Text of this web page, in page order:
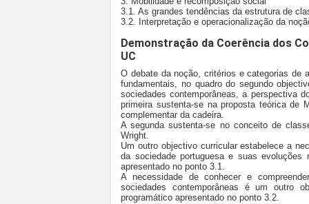
3.1. As grandes tendências da estrutura de
3.2. Interpretação e operacionalização da
Demonstração da Coerência dos
UC
O debate da noção, critérios e categorias de
fundamentais, no quadro do segundo
sociedades contemporâneas, a perspectiva
primeira sustenta-se na proposta teórica de
complementar da cadeira.
A segunda sustenta-se no conceito de
Wright.
Um outro objectivo curricular estabelece a
da sociedade portuguesa e suas evoluções
apresentado no ponto 3.1.
A necessidade de conhecer e
sociedades contemporâneas é um outro
programático apresentado no ponto 3.2.